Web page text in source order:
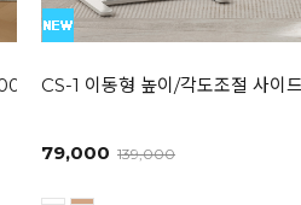
1200/1400
CS-1 이동형 높이/각도조절 사이
79,000 139,000